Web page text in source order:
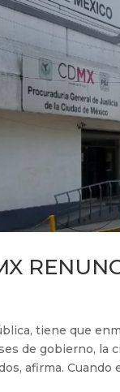
tiene que
de gobierno, la
afirma. Cuando